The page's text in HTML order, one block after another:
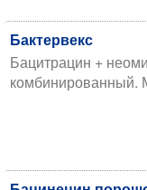
Бактервекс
Бацитрацин +
комбинированный.